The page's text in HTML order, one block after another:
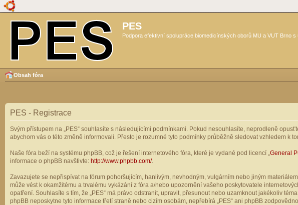
PES
Podpora efektivní spolupráce biomedicínských oborů MU a VUT Brno
Obsah fóra
PES - Registrace
Svým přístupem na „PES“ souhlasíte s následujícími podmínkami. Pokud nesouhlasíte, neprodleně
abychom vás o této změně informovali. Přesto je rozumné tyto podmínky průběžně sledovat vzhledem k
Naše fóra beží na systému phpBB, což je řešení internetového fóra, které je vydané pod licencí „ General
informace o phpBB navštivte: http://www.phpbb.com/.
Zavazujete se nepřispívat na fórum pohoršujícím, hanlivým, nevhodným, vulgárním nebo jiným
může vést k okamžitému a trvalému vykázání z fóra a/nebo upozornění vašeho poskytovatele
opatření. Souhlasíte s tím, že „PES“ má právo odstranit, upravit, přesunout nebo uzamknout jakékoliv
phpBB neposkytne tyto informace třetí straně nebo cizím osobám, nepřebírá „PES“ ani phpBB